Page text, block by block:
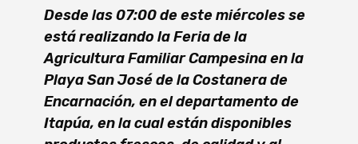
Desde las 07:00 de este miércoles se
está realizando la Feria de la
Agricultura Familiar Campesina en la
Playa San José de la Costanera de
Encarnación, en el departamento de
Itapúa, en la cual están disponibles